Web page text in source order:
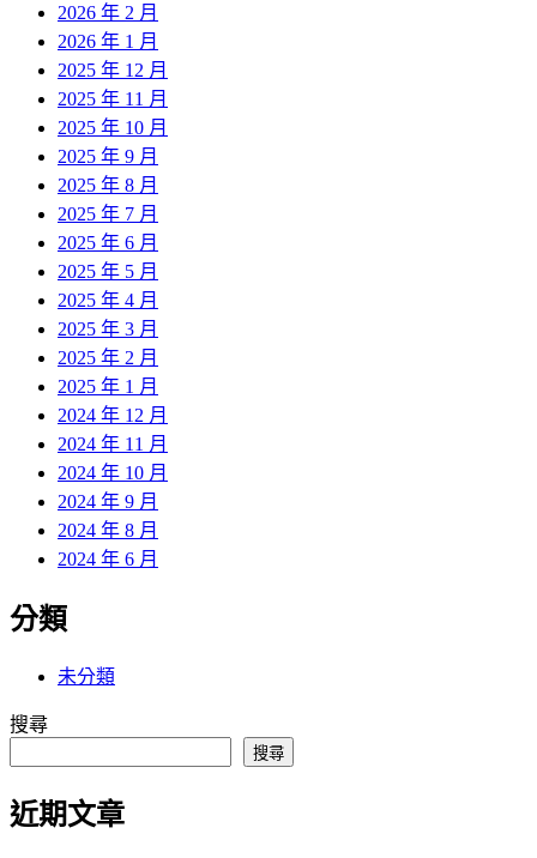
2026 年 2 月
2026 年 1 月
2025 年 12 月
2025 年 11 月
2025 年 10 月
2025 年 9 月
2025 年 8 月
2025 年 7 月
2025 年 6 月
2025 年 5 月
2025 年 4 月
2025 年 3 月
2025 年 2 月
2025 年 1 月
2024 年 12 月
2024 年 11 月
2024 年 10 月
2024 年 9 月
2024 年 8 月
2024 年 6 月
分類
未分類
搜尋
搜尋
近期文章